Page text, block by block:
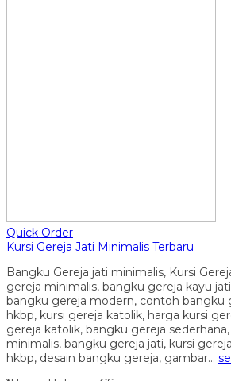
Quick Order
Kursi Gereja Jati Minimalis Terbaru
Bangku Gereja jati minimalis, Kursi
gereja minimalis, bangku gereja kayu
bangku gereja modern, contoh bangku
hkbp, kursi gereja katolik, harga kursi
gereja katolik, bangku gereja
minimalis, bangku gereja jati, kursi
hkbp, desain bangku gereja, gambar…